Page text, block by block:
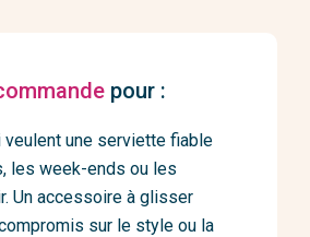
pour :
une serviette fiable
les week-ends ou les
Un accessoire à glisser
sur le style ou la